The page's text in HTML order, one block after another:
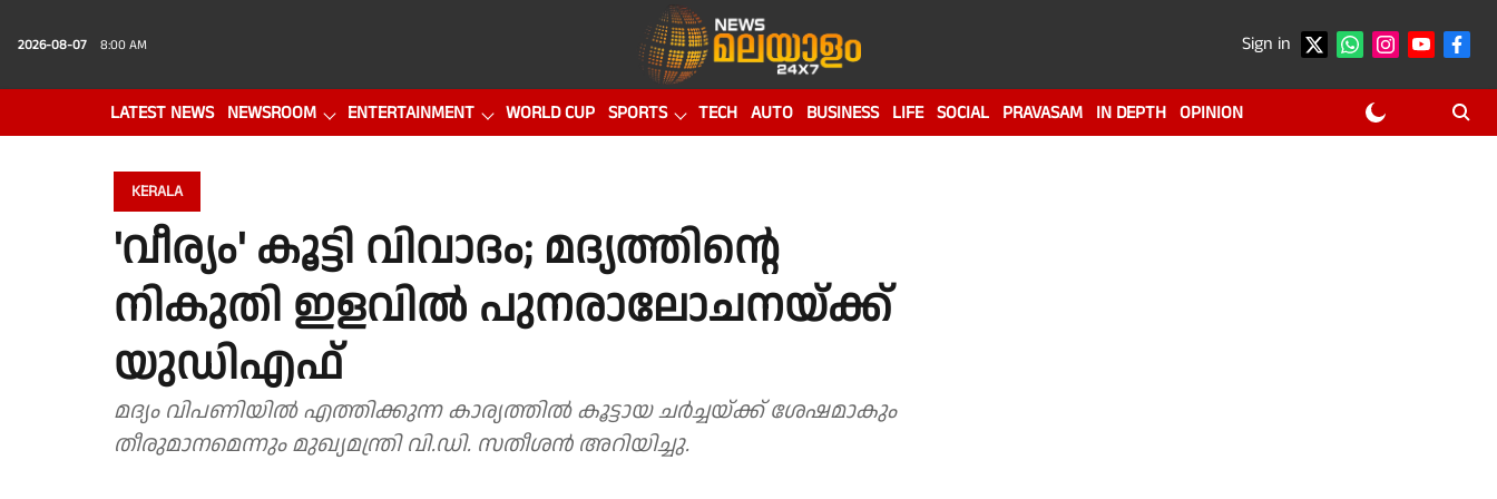
2026-08-07 8:00 AM Sign in
LATEST NEWS NEWSROOM ENTERTAINMENT WORLD CUP SPORTS TECH AUTO BUSINESS LIFE SOCIAL PRAVASAM IN DEPTH OPINION
KERALA
'വീര്യം' കൂട്ടി വിവാദം; മദ്യത്തിൻ്റെ
നികുതി ഇളവിൽ പുനരാലോചനയ്ക്ക്
യുഡിഎഫ്
മദ്യം വിപണിയിൽ എത്തിക്കുന്ന കാര്യത്തിൽ കൂട്ടായ ചർച്ചയ്ക്ക് ശേഷമാകും
തീരുമാനമെന്നും മുഖ്യമന്ത്രി വി.ഡി. സതീശൻ അറിയിച്ചു.